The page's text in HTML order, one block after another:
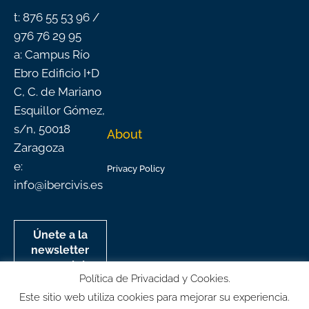
t: 876 55 53 96 /
976 76 29 95
a: Campus Río
Ebro Edificio I+D
C, C. de Mariano
Esquillor Gómez,
s/n, 50018
Zaragoza
e:
info@ibercivis.es
Únete a la
newsletter
mensual de
Ibercivis
About
Privacy Policy
Política de Privacidad y Cookies.
Este sitio web utiliza cookies para mejorar su experiencia.